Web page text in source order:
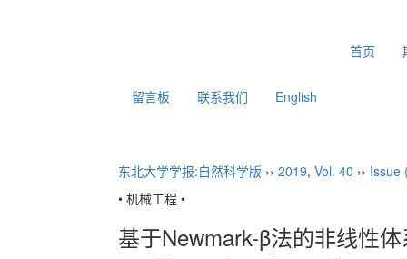
首页
留言板 联系我们 English
东北大学学报:自然科学版 ›› 2019, Vol. 40 ›› Issue
• 机械工程 •
基于Newmark-β法的非线性